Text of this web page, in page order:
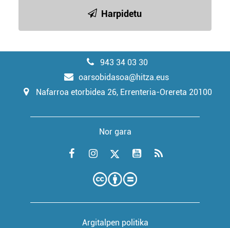
Harpidetu
943 34 03 30
oarsobidasoa@hitza.eus
Nafarroa etorbidea 26, Errenteria-Orereta 20100
Nor gara
Argitalpen politika